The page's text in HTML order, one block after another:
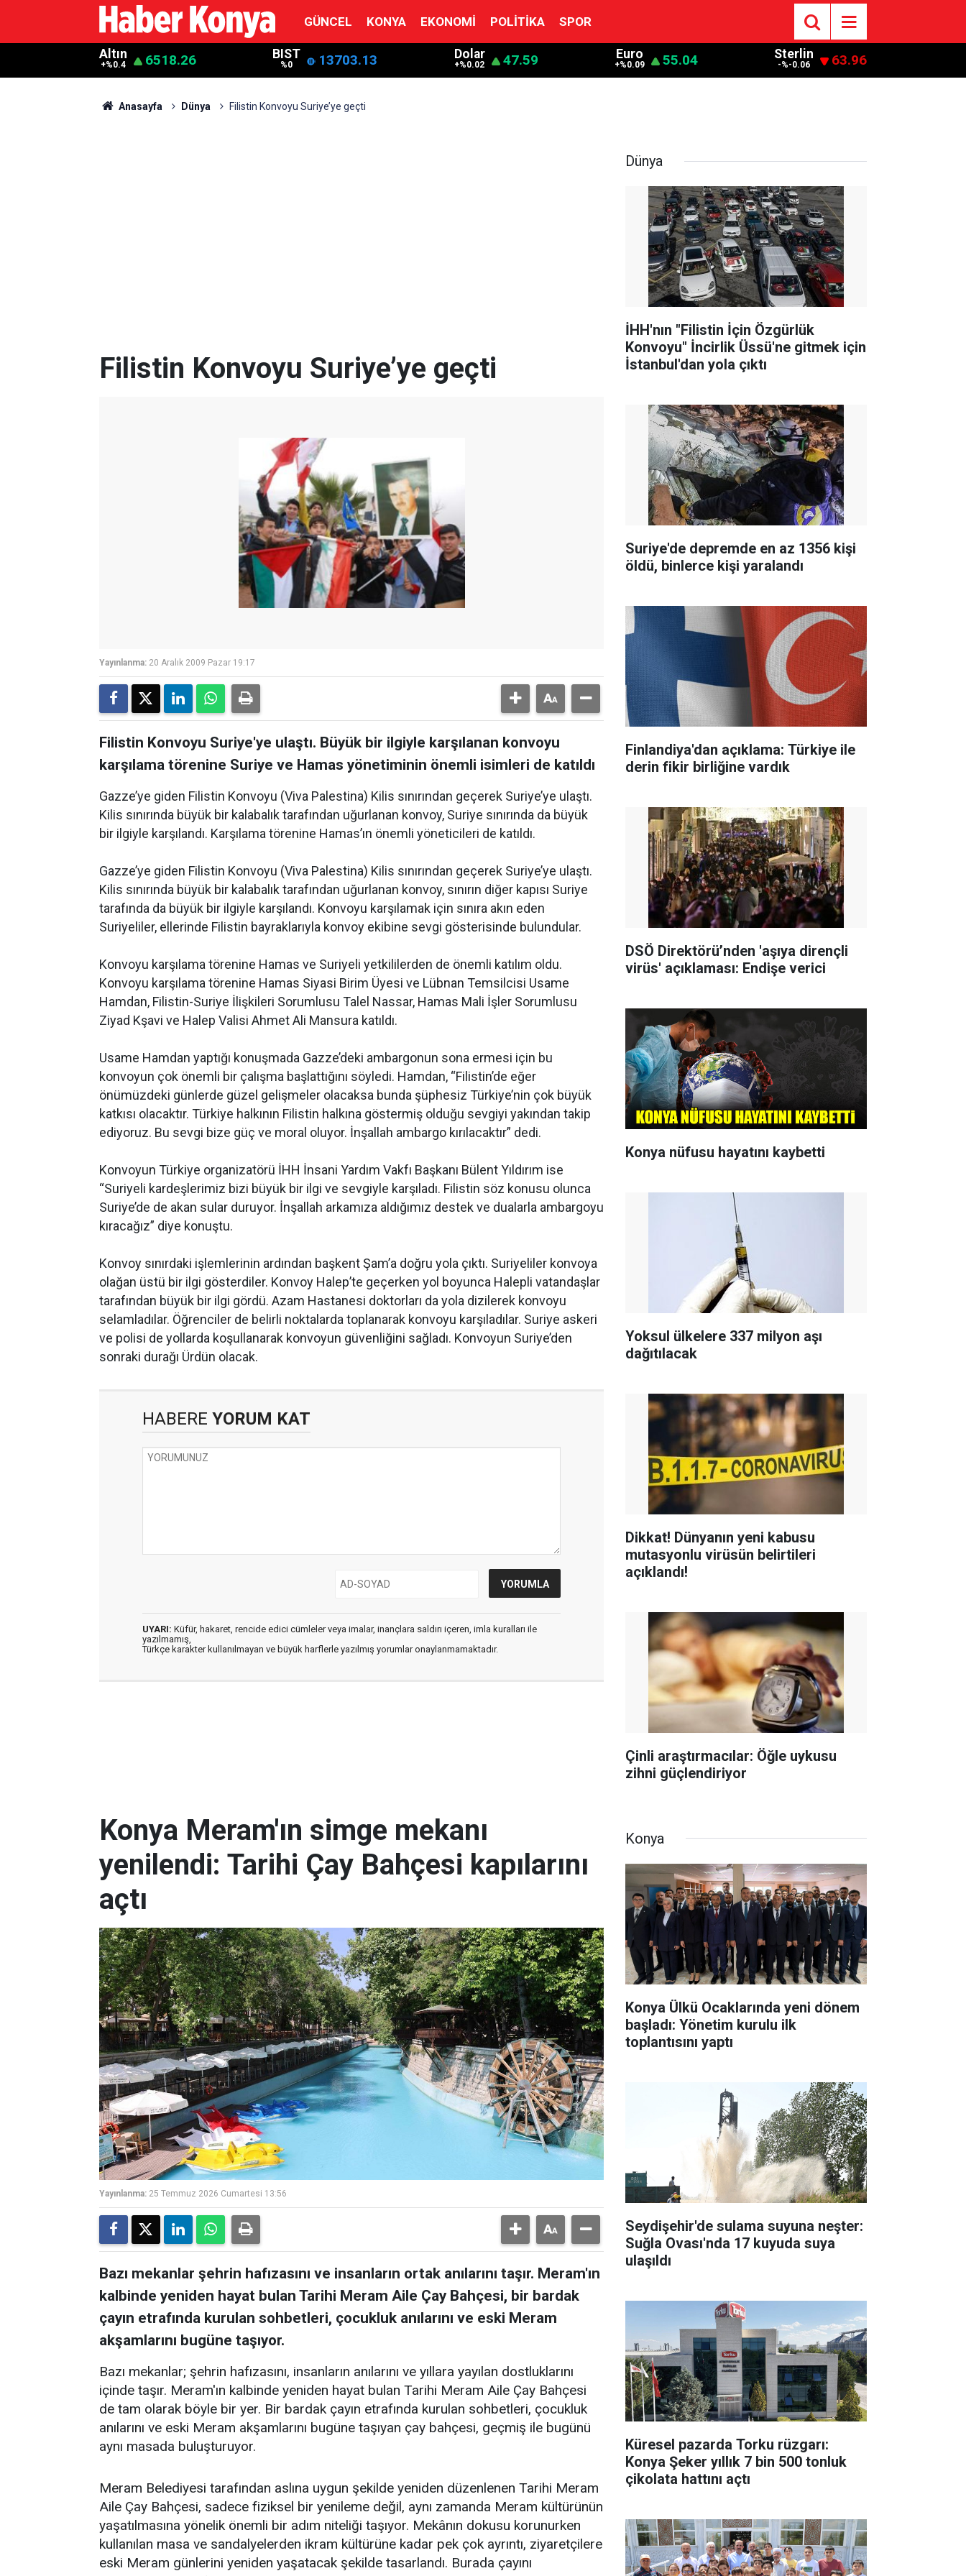
GÜNCEL KONYA EKONOMI POLITIKA SPOR
Altın
+%0.4 6518.26 BIST
%0 13703.13 Dolar
+%0.02 47.59 Euro
+%0.09 55.04 Sterlin
-%-0.06 63.96
Anasayfa Dünya Filistin Konvoyu Suriye’ye geçti
Filistin Konvoyu Suriye’ye geçti
Yayınlanma: 20 Aralık 2009 Pazar 19:17
Filistin Konvoyu Suriye'ye ulaştı. Büyük bir ilgiyle karşılanan konvoyu
karşılama törenine Suriye ve Hamas yönetiminin önemli isimleri de katıldı
Gazze’ye giden Filistin Konvoyu (Viva Palestina) Kilis sınırından geçerek Suriye’ye ulaştı.
Kilis sınırında büyük bir kalabalık tarafından uğurlanan konvoy, Suriye sınırında da büyük
bir ilgiyle karşılandı. Karşılama törenine Hamas’ın önemli yöneticileri de katıldı.
Gazze’ye giden Filistin Konvoyu (Viva Palestina) Kilis sınırından geçerek Suriye’ye ulaştı.
Kilis sınırında büyük bir kalabalık tarafından uğurlanan konvoy, sınırın diğer kapısı Suriye
tarafında da büyük bir ilgiyle karşılandı. Konvoyu karşılamak için sınıra akın eden
Suriyeliler, ellerinde Filistin bayraklarıyla konvoy ekibine sevgi gösterisinde bulundular.
Konvoyu karşılama törenine Hamas ve Suriyeli yetkililerden de önemli katılım oldu.
Konvoyu karşılama törenine Hamas Siyasi Birim Üyesi ve Lübnan Temsilcisi Usame
Hamdan, Filistin-Suriye İlişkileri Sorumlusu Talel Nassar, Hamas Mali İşler Sorumlusu
Ziyad Kşavi ve Halep Valisi Ahmet Ali Mansura katıldı.
Usame Hamdan yaptığı konuşmada Gazze’deki ambargonun sona ermesi için bu
konvoyun çok önemli bir çalışma başlattığını söyledi. Hamdan, “Filistin’de eğer
önümüzdeki günlerde güzel gelişmeler olacaksa bunda şüphesiz Türkiye’nin çok büyük
katkısı olacaktır. Türkiye halkının Filistin halkına göstermiş olduğu sevgiyi yakından takip
ediyoruz. Bu sevgi bize güç ve moral oluyor. İnşallah ambargo kırılacaktır” dedi.
Konvoyun Türkiye organizatörü İHH İnsani Yardım Vakfı Başkanı Bülent Yıldırım ise
“Suriyeli kardeşlerimiz bizi büyük bir ilgi ve sevgiyle karşıladı. Filistin söz konusu olunca
Suriye’de de akan sular duruyor. İnşallah arkamıza aldığımız destek ve dualarla ambargoyu
kıracağız” diye konuştu.
Konvoy sınırdaki işlemlerinin ardından başkent Şam’a doğru yola çıktı. Suriyeliler konvoya
olağan üstü bir ilgi gösterdiler. Konvoy Halep’te geçerken yol boyunca Halepli vatandaşlar
tarafından büyük bir ilgi gördü. Azam Hastanesi doktorları da yola dizilerek konvoyu
selamladılar. Öğrenciler de belirli noktalarda toplanarak konvoyu karşıladılar. Suriye askeri
ve polisi de yollarda koşullanarak konvoyun güvenliğini sağladı. Konvoyun Suriye’den
sonraki durağı Ürdün olacak.
HABERE YORUM KAT
UYARI: Küfür, hakaret, rencide edici cümleler veya imalar, inançlara saldırı içeren, imla kuralları ile
yazılmamış,
Türkçe karakter kullanılmayan ve büyük harflerle yazılmış yorumlar onaylanmamaktadır.
Dünya
İHH'nın "Filistin İçin Özgürlük
Konvoyu" İncirlik Üssü'ne gitmek için
İstanbul'dan yola çıktı
Suriye'de depremde en az 1356 kişi
öldü, binlerce kişi yaralandı
Finlandiya'dan açıklama: Türkiye ile
derin fikir birliğine vardık
DSÖ Direktörü’nden 'aşıya dirençli
virüs' açıklaması: Endişe verici
Konya nüfusu hayatını kaybetti
Yoksul ülkelere 337 milyon aşı
dağıtılacak
Dikkat! Dünyanın yeni kabusu
mutasyonlu virüsün belirtileri
açıklandı!
Çinli araştırmacılar: Öğle uykusu
zihni güçlendiriyor
Konya Meram'ın simge mekanı
yenilendi: Tarihi Çay Bahçesi kapılarını
açtı
Yayınlanma: 25 Temmuz 2026 Cumartesi 13:56
Bazı mekanlar şehrin hafızasını ve insanların ortak anılarını taşır. Meram'ın
kalbinde yeniden hayat bulan Tarihi Meram Aile Çay Bahçesi, bir bardak
çayın etrafında kurulan sohbetleri, çocukluk anılarını ve eski Meram
akşamlarını bugüne taşıyor.
Bazı mekanlar; şehrin hafızasını, insanların anılarını ve yıllara yayılan dostluklarını
içinde taşır. Meram'ın kalbinde yeniden hayat bulan Tarihi Meram Aile Çay Bahçesi
de tam olarak böyle bir yer. Bir bardak çayın etrafında kurulan sohbetleri, çocukluk
anılarını ve eski Meram akşamlarını bugüne taşıyan çay bahçesi, geçmiş ile bugünü
aynı masada buluşturuyor.
Meram Belediyesi tarafından aslına uygun şekilde yeniden düzenlenen Tarihi Meram
Aile Çay Bahçesi, sadece fiziksel bir yenileme değil, aynı zamanda Meram kültürünün
yaşatılmasına yönelik önemli bir adım niteliği taşıyor. Mekânın dokusu korunurken
kullanılan masa ve sandalyelerden ikram kültürüne kadar pek çok ayrıntı, ziyaretçilere
eski Meram günlerini yeniden yaşatacak şekilde tasarlandı. Burada çayını
Konya
Konya Ülkü Ocaklarında yeni dönem
başladı: Yönetim kurulu ilk
toplantısını yaptı
Seydişehir'de sulama suyuna neşter:
Suğla Ovası'nda 17 kuyuda suya
ulaşıldı
Küresel pazarda Torku rüzgarı:
Konya Şeker yıllık 7 bin 500 tonluk
çikolata hattını açtı